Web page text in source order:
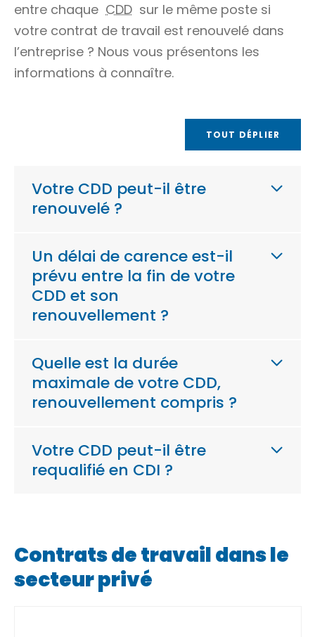
entre chaque CDD sur le même poste si
votre contrat de travail est renouvelé dans
l’entreprise ? Nous vous présentons les
informations à connaître.
TOUT DÉPLIER
Votre CDD peut-il être
renouvelé ?
Un délai de carence est-il
prévu entre la fin de votre
CDD et son
renouvellement ?
Quelle est la durée
maximale de votre CDD,
renouvellement compris ?
Votre CDD peut-il être
requalifié en CDI ?
Contrats de travail dans le
secteur privé